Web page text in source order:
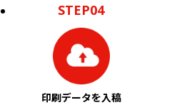
STEP04
印刷データを入稿